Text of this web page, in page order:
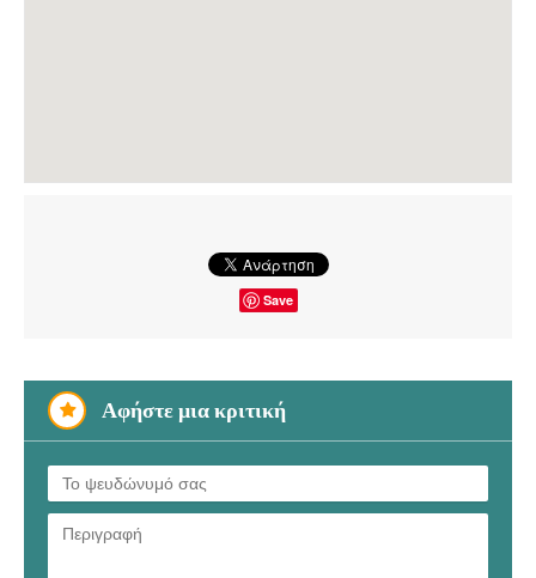
Save
Αφήστε μια κριτική